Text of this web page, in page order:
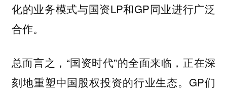
化的业务模式与国资LP和GP同业进行广泛
合作。
总而言之，“国资时代”的全面来临，正在深
刻地重塑中国股权投资的行业生态。GP们